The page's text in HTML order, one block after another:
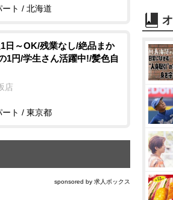
ト / 北海道
日～OK/残業なし/絶品まか
1円/学生さん活躍中!/髪色自
店
ート / 東京都
sponsored by 求人ボックス